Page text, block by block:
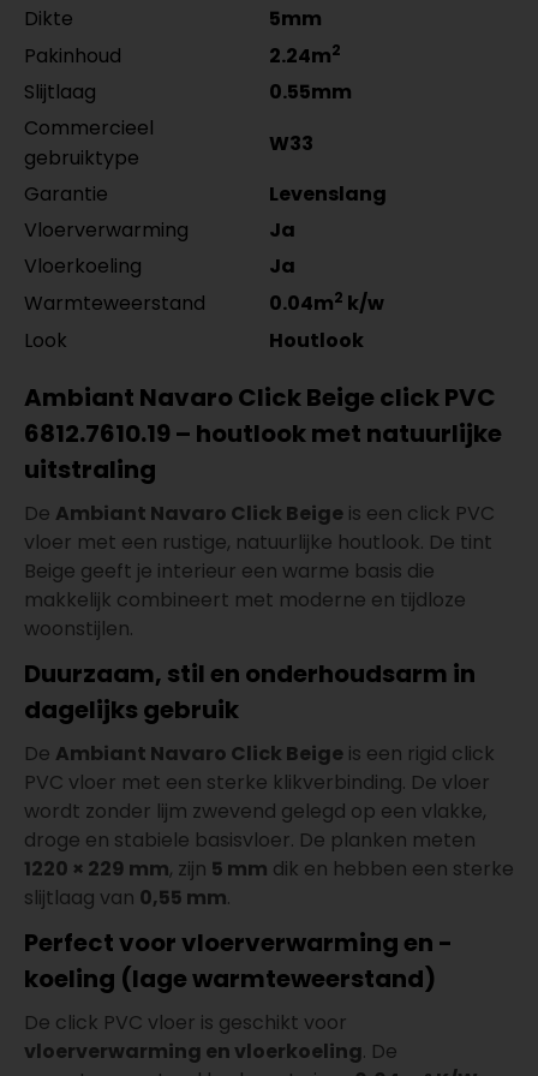
Dikte
5mm
Pakinhoud
2.24m2
Slijtlaag
0.55mm
Commercieel
gebruiktype
W33
Garantie
Levenslang
Vloerverwarming
Ja
Vloerkoeling
Ja
Warmteweerstand
0.04m2 k/w
Look
Houtlook
Ambiant Navaro Click Beige click PVC
6812.7610.19 – houtlook met natuurlijke
uitstraling
De Ambiant Navaro Click Beige is een click PVC
vloer met een rustige, natuurlijke houtlook. De tint
Beige geeft je interieur een warme basis die
makkelijk combineert met moderne en tijdloze
woonstijlen.
Duurzaam, stil en onderhoudsarm in
dagelijks gebruik
De Ambiant Navaro Click Beige is een rigid click
PVC vloer met een sterke klikverbinding. De vloer
wordt zonder lijm zwevend gelegd op een vlakke,
droge en stabiele basisvloer. De planken meten
1220 × 229 mm, zijn 5 mm dik en hebben een sterke
slijtlaag van 0,55 mm.
Perfect voor vloerverwarming en -
koeling (lage warmteweerstand)
De click PVC vloer is geschikt voor
vloerverwarming en vloerkoeling. De